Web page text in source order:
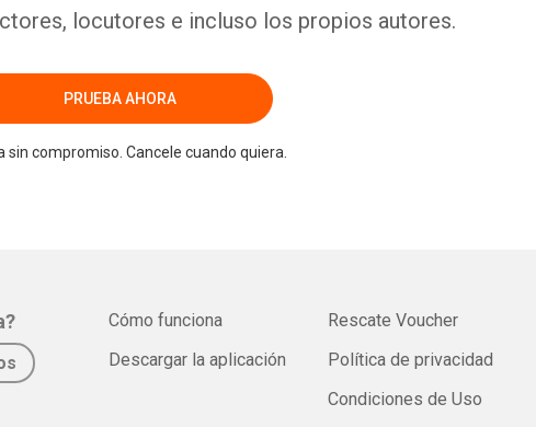
locutores e incluso los propios autores.
PRUEBA AHORA
sin compromiso. Cancele cuando quiera.
Cómo funciona
Descargar la aplicación
Rescate Voucher
Política de privacidad
Condiciones de Uso